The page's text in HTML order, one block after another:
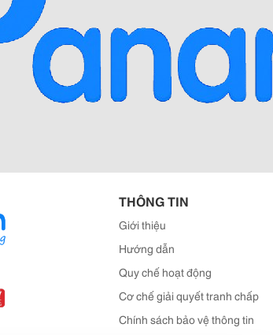
THÔNG TIN
Giới thiệu
Hướng dẫn
Quy chế hoạt động
Cơ chế giải quyết tranh chấp
Chính sách bảo vệ thông tin